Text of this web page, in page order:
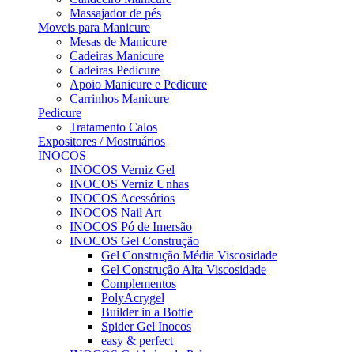
Massajador de pés
Moveis para Manicure
Mesas de Manicure
Cadeiras Manicure
Cadeiras Pedicure
Apoio Manicure e Pedicure
Carrinhos Manicure
Pedicure
Tratamento Calos
Expositores / Mostruários
INOCOS
INOCOS Verniz Gel
INOCOS Verniz Unhas
INOCOS Acessórios
INOCOS Nail Art
INOCOS Pó de Imersão
INOCOS Gel Construção
Gel Construção Média Viscosidade
Gel Construção Alta Viscosidade
Complementos
PolyAcrygel
Builder in a Bottle
Spider Gel Inocos
easy & perfect